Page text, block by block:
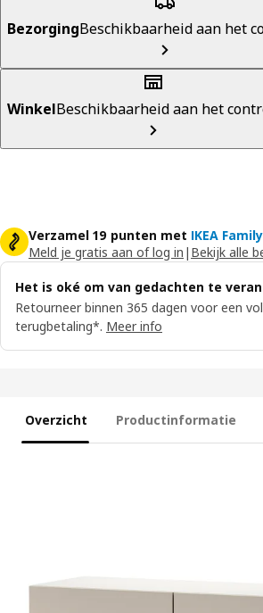
BezorgingBeschikbaarheid aan het
WinkelBeschikbaarheid aan het
Verzamel 19 punten met IKEA Family
Meld je gratis aan of log in | Bekijk alle
Het is oké om van gedachten te
Retourneer binnen 365 dagen voor een
terugbetaling*. Meer info
Overzicht Productinformatie